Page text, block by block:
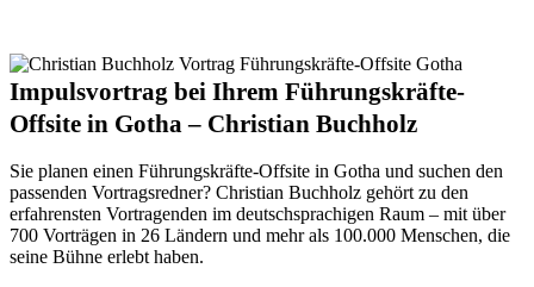
Impulsvortrag bei Ihrem Führungskräfte-
Offsite in Gotha – Christian Buchholz
Sie planen einen Führungskräfte-Offsite in Gotha und suchen den
passenden Vortragsredner? Christian Buchholz gehört zu den
erfahrensten Vortragenden im deutschsprachigen Raum – mit über
700 Vorträgen in 26 Ländern und mehr als 100.000 Menschen, die
seine Bühne erlebt haben.